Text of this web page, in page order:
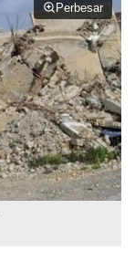
Perbesar